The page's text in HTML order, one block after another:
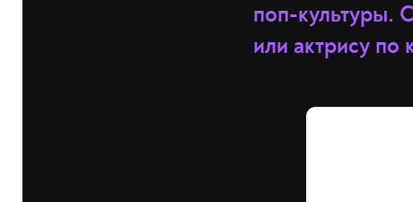
поп-культуры.
или актрису по